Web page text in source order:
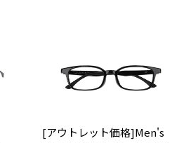
[アウトレット価格]Men's